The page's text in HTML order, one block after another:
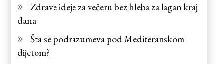
Zdrave ideje za večeru bez hleba za lagan kraj
dana
Šta se podrazumeva pod Mediteranskom
dijetom?